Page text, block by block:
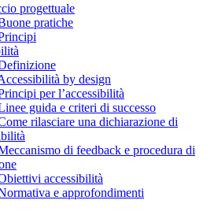
progettuale
pratiche
by design
per l’accessibilità
guida e criteri di successo
rilasciare una dichiarazione di
di feedback e procedura di
accessibilità
e approfondimenti